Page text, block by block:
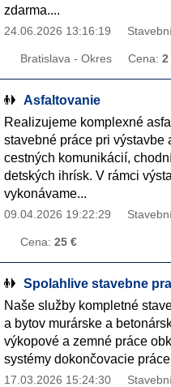
zdarma....
24.06.2026 13:16:19
Bratislava - Okres Cena: 2
Asfaltovanie
Realizujeme komplexné
stavebné práce pri výstavbe
cestných komunikácií,
detských ihrísk. V rámci
vykonávame...
09.04.2026 19:22:29
Cena: 25 €
Spolahlive stavebne
Naše služby kompletné
a bytov murárske a
výkopové a zemné práce
systémy dokončovacie
17.03.2026 15:24:30